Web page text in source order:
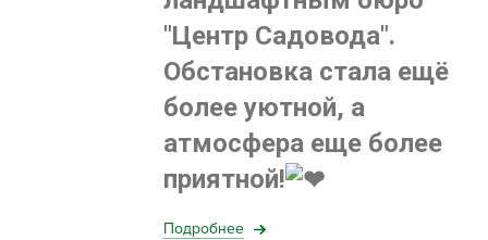
"Центр Садовода".
Обстановка стала ещё
более уютной, а
атмосфера еще более
приятной!
Подробнее